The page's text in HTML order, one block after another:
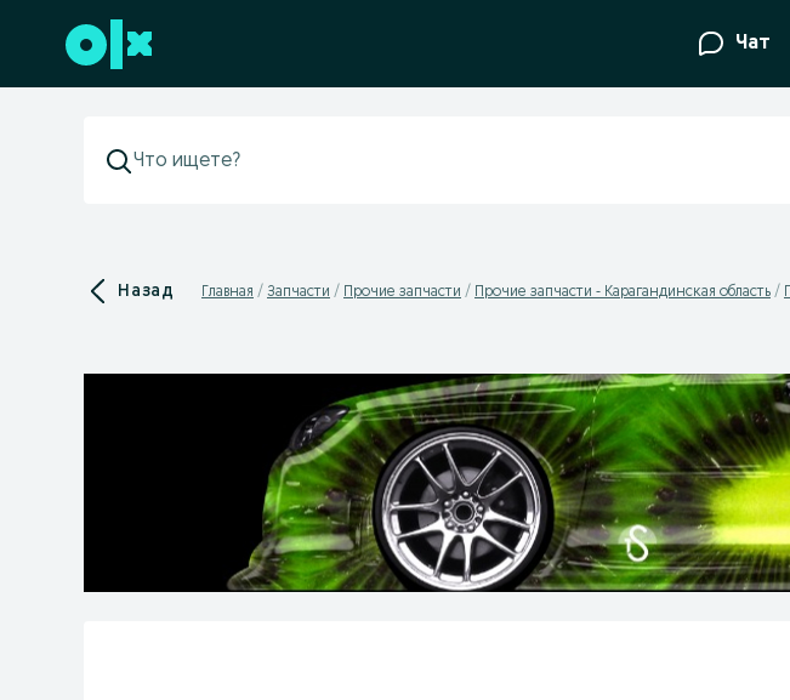
Перейти к нижнему колонтитулу Чат
Назад Главная Запчасти Прочие запчасти Прочие запчасти - Карагандинская область